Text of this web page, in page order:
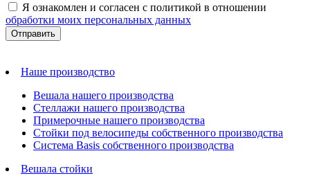
Я ознакомлен и согласен с политикой в отношении
обработки моих персональных данных
Наше производство
Вешала нашего производства
Стеллажи нашего производства
Примерочные нашего производства
Стойки под велосипеды собственного производства
Система Basis собственного производства
Вешала стойки